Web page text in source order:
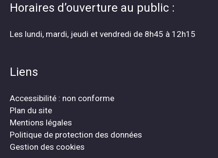
Horaires d’ouverture au public :
Les lundi, mardi, jeudi et vendredi de 8h45 à 12h15
Liens
Accessibilité : non conforme
Plan du site
Mentions légales
Politique de protection des données
Gestion des cookies